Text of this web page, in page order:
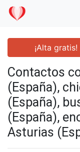
¡Alta gratis!
Contactos
(España),
(España),
(España),
Asturias